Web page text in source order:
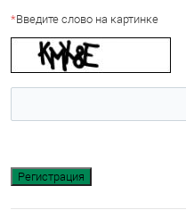
*Введите слово на картинке